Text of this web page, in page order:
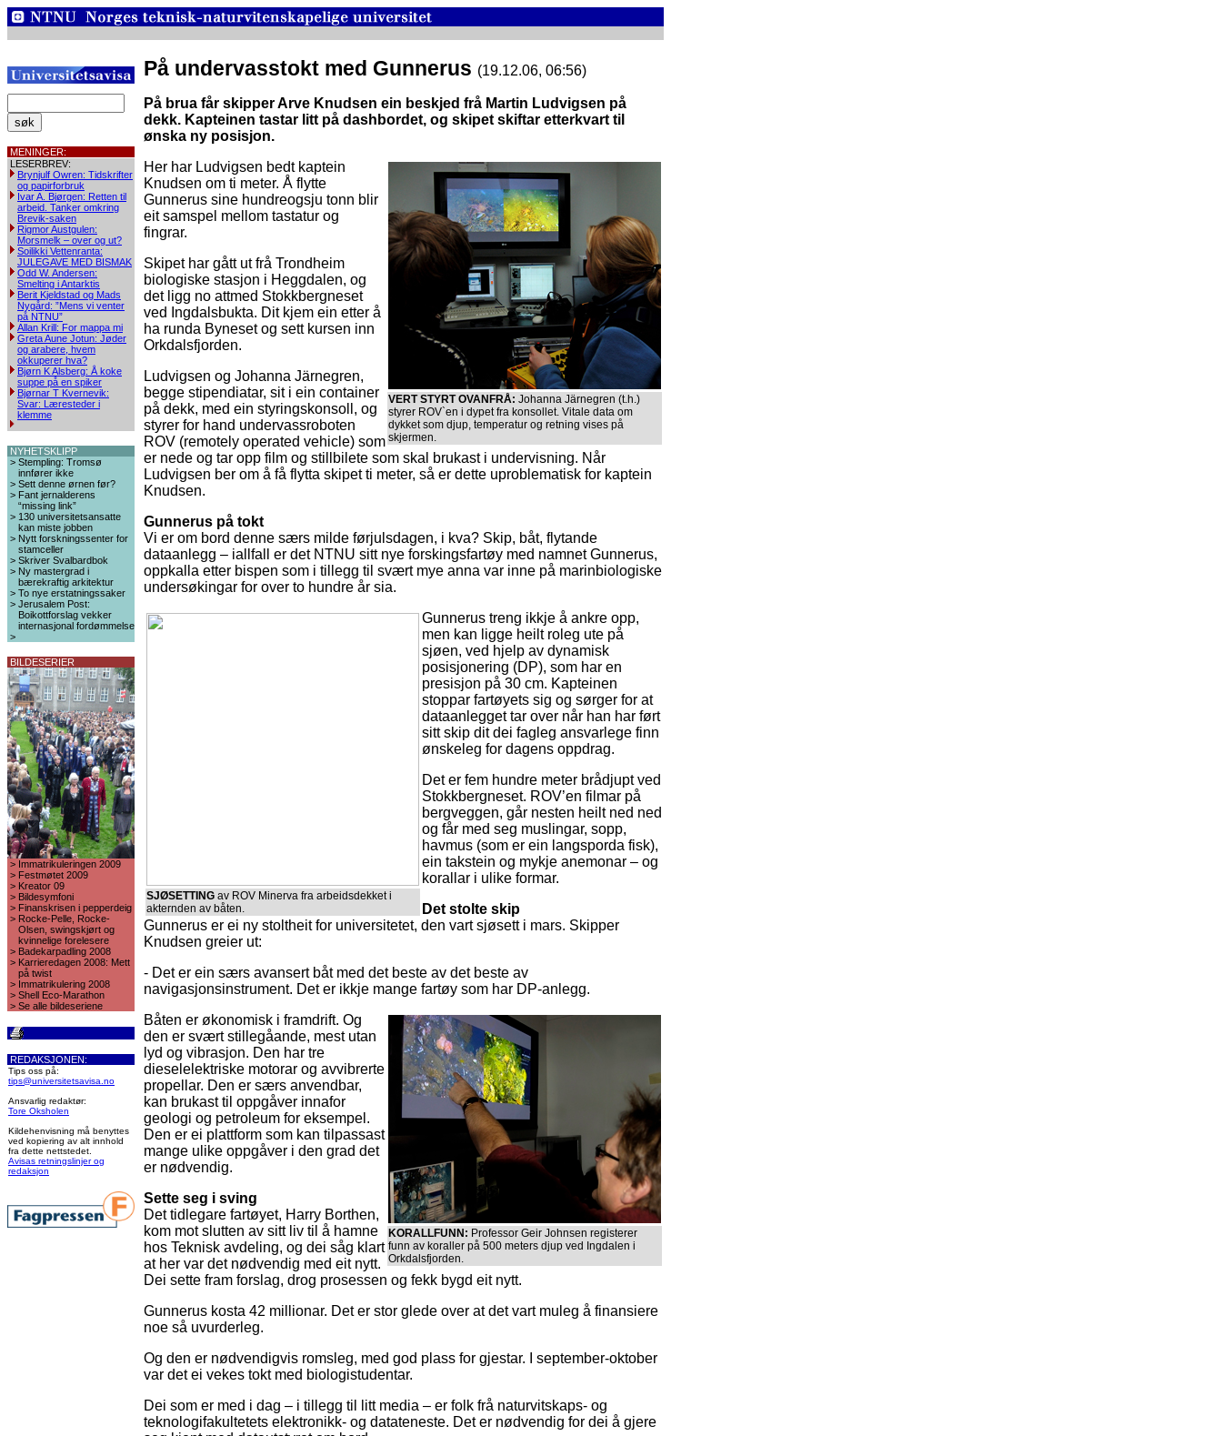
MENINGER:
LESERBREV:
Brynjulf Owren: Tidskrifter
og papirforbruk
Ivar A. Bjørgen: Retten til
arbeid. Tanker omkring
Brevik-saken
Rigmor Austgulen:
Morsmelk – over og ut?
Soilikki Vettenranta:
JULEGAVE MED BISMAK
Odd W. Andersen:
Smelting i Antarktis
Berit Kjeldstad og Mads
Nygård: ”Mens vi venter
på NTNU”
Allan Krill: For mappa mi
Greta Aune Jotun: Jøder
og arabere, hvem
okkuperer hva?
Bjørn K Alsberg: Å koke
suppe på en spiker
Bjørnar T Kvernevik:
Svar: Læresteder i
klemme
NYHETSKLIPP
> Stempling: Tromsø
innfører ikke
> Sett denne ørnen før?
> Fant jernalderens
“missing link”
> 130 universitetsansatte
kan miste jobben
> Nytt forskningssenter for
stamceller
> Skriver Svalbardbok
> Ny mastergrad i
bærekraftig arkitektur
> To nye erstatningssaker
> Jerusalem Post:
Boikottforslag vekker
internasjonal fordømmelse
>
BILDESERIER
> Immatrikuleringen 2009
> Festmøtet 2009
> Kreator 09
> Bildesymfoni
> Finanskrisen i pepperdeig
> Rocke-Pelle, Rocke-
Olsen, swingskjørt og
kvinnelige forelesere
> Badekarpadling 2008
> Karrieredagen 2008: Mett
på twist
> Immatrikulering 2008
> Shell Eco-Marathon
> Se alle bildeseriene
REDAKSJONEN:
Tips oss på:
tips@universitetsavisa.no
Ansvarlig redaktør:
Tore Oksholen
Kildehenvisning må benyttes
ved kopiering av alt innhold
fra dette nettstedet.
Avisas retningslinjer og
redaksjon
På undervasstokt med Gunnerus (19.12.06, 06:56)
På brua får skipper Arve Knudsen ein beskjed frå Martin Ludvigsen på
dekk. Kapteinen tastar litt på dashbordet, og skipet skiftar etterkvart til
ønska ny posisjon.
VERT STYRT OVANFRÅ: Johanna Järnegren (t.h.)
styrer ROV`en i dypet fra konsollet. Vitale data om
dykket som djup, temperatur og retning vises på
skjermen.
Her har Ludvigsen bedt kaptein
Knudsen om ti meter. Å flytte
Gunnerus sine hundreogsju tonn blir
eit samspel mellom tastatur og
fingrar.
Skipet har gått ut frå Trondheim
biologiske stasjon i Heggdalen, og
det ligg no attmed Stokkbergneset
ved Ingdalsbukta. Dit kjem ein etter å
ha runda Byneset og sett kursen inn
Orkdalsfjorden.
Ludvigsen og Johanna Järnegren,
begge stipendiatar, sit i ein container
på dekk, med ein styringskonsoll, og
styrer for hand undervassroboten
ROV (remotely operated vehicle) som
er nede og tar opp film og stillbilete som skal brukast i undervisning. Når
Ludvigsen ber om å få flytta skipet ti meter, så er dette uproblematisk for kaptein
Knudsen.
Gunnerus på tokt
Vi er om bord denne særs milde førjulsdagen, i kva? Skip, båt, flytande
dataanlegg – iallfall er det NTNU sitt nye forskingsfartøy med namnet Gunnerus,
oppkalla etter bispen som i tillegg til svært mye anna var inne på marinbiologiske
undersøkingar for over to hundre år sia.
SJØSETTING av ROV Minerva fra arbeidsdekket i
akternden av båten.
Gunnerus treng ikkje å ankre opp,
men kan ligge heilt roleg ute på
sjøen, ved hjelp av dynamisk
posisjonering (DP), som har en
presisjon på 30 cm. Kapteinen
stoppar fartøyets sig og sørger for at
dataanlegget tar over når han har ført
sitt skip dit dei fagleg ansvarlege finn
ønskeleg for dagens oppdrag.
Det er fem hundre meter brådjupt ved
Stokkbergneset. ROV’en filmar på
bergveggen, går nesten heilt ned ned
og får med seg muslingar, sopp,
havmus (som er ein langsporda fisk),
ein takstein og mykje anemonar – og
korallar i ulike formar.
Det stolte skip
Gunnerus er ei ny stoltheit for universitetet, den vart sjøsett i mars. Skipper
Knudsen greier ut:
- Det er ein særs avansert båt med det beste av det beste av
navigasjonsinstrument. Det er ikkje mange fartøy som har DP-anlegg.
KORALLFUNN: Professor Geir Johnsen registerer
funn av koraller på 500 meters djup ved Ingdalen i
Orkdalsfjorden.
Båten er økonomisk i framdrift. Og
den er svært stillegåande, mest utan
lyd og vibrasjon. Den har tre
dieselelektriske motorar og avvibrerte
propellar. Den er særs anvendbar,
kan brukast til oppgåver innafor
geologi og petroleum for eksempel.
Den er ei plattform som kan tilpassast
mange ulike oppgåver i den grad det
er nødvendig.
Sette seg i sving
Det tidlegare fartøyet, Harry Borthen,
kom mot slutten av sitt liv til å hamne
hos Teknisk avdeling, og dei såg klart
at her var det nødvendig med eit nytt.
Dei sette fram forslag, drog prosessen og fekk bygd eit nytt.
Gunnerus kosta 42 millionar. Det er stor glede over at det vart muleg å finansiere
noe så uvurderleg.
Og den er nødvendigvis romsleg, med god plass for gjestar. I september-oktober
var det ei vekes tokt med biologistudentar.
Dei som er med i dag – i tillegg til litt media – er folk frå naturvitskaps- og
teknologifakultetets elektronikk- og datateneste. Det er nødvendig for dei å gjere